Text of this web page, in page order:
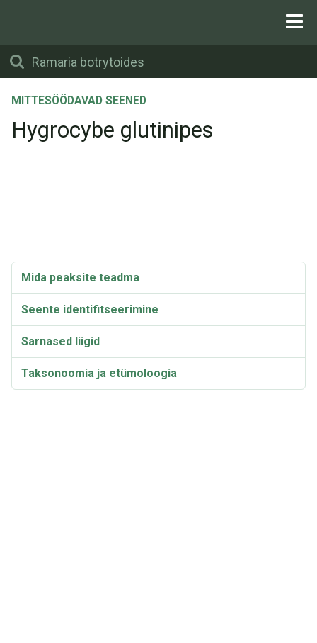
MITTESÖÖDAVAD SEENED
Hygrocybe glutinipes
Mida peaksite teadma
Seente identifitseerimine
Sarnased liigid
Taksonoomia ja etümoloogia